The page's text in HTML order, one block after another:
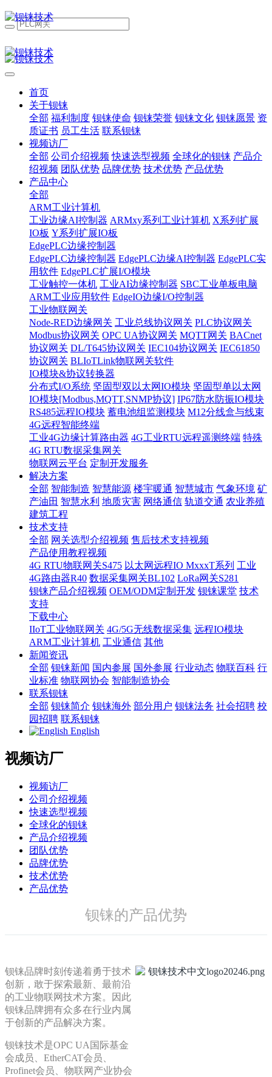
首页
关于钡铼
全部 福利制度 钡铼使命 钡铼荣誉 钡铼文化 钡铼愿景 资
质证书 员工生活 联系钡铼
视频访厂
全部 公司介绍视频 快速选型视频 全球化的钡铼 产品介
绍视频 团队优势 品牌优势 技术优势 产品优势
产品中心
全部
ARM工业计算机
工业边缘AI控制器 ARMxy系列工业计算机 X系列扩展
IO板 Y系列扩展IO板
EdgePLC边缘控制器
EdgePLC边缘控制器 EdgePLC边缘AI控制器 EdgePLC实
用软件 EdgePLC扩展I/O模块
工业触控一体机 工业AI边缘控制器 SBC工业单板电脑
ARM工业应用软件 EdgeIO边缘I/O控制器
工业物联网关
Node-RED边缘网关 工业总线协议网关 PLC协议网关
Modbus协议网关 OPC UA协议网关 MQTT网关 BACnet
协议网关 DL/T645协议网关 IEC104协议网关 IEC61850
协议网关 BLIoTLink物联网关软件
IO模块&协议转换器
分布式I/O系统 坚固型双以太网IO模块 坚固型单以太网
IO模块[Modbus,MQTT,SNMP协议] IP67防水防振IO模块
RS485远程IO模块 蓄电池组监测模块 M12分线盒与线束
4G远程智能终端
工业4G边缘计算路由器 4G工业RTU远程遥测终端 特殊
4G RTU数据采集网关
物联网云平台 定制开发服务
解决方案
全部 智能制造 智慧能源 楼宇暖通 智慧城市 气象环境 矿
产油田 智慧水利 地质灾害 网络通信 轨道交通 农业养殖
建筑工程
技术支持
全部 网关选型介绍视频 售后技术支持视频
产品使用教程视频
4G RTU物联网关S475 以太网远程IO MxxxT系列 工业
4G路由器R40 数据采集网关BL102 LoRa网关S281
钡铼产品介绍视频 OEM/ODM定制开发 钡铼课堂 技术
支持
下载中心
IIoT工业物联网关 4G/5G无线数据采集 远程IO模块
ARM工业计算机 工业通信 其他
新闻资讯
全部 钡铼新闻 国内参展 国外参展 行业动态 物联百科 行
业标准 物联网协会 智能制造协会
联系钡铼
全部 钡铼简介 钡铼海外 部分用户 钡铼法务 社会招聘 校
园招聘 联系钡铼
English
视频访厂
视频访厂
公司介绍视频
快速选型视频
全球化的钡铼
产品介绍视频
团队优势
品牌优势
技术优势
产品优势
钡铼的产品优势
钡铼品牌时刻传递着勇于技术
创新，敢于探索最新、最前沿
的工业物联网技术方案。因此
钡铼品牌拥有众多在行业内属
于创新的产品解决方案。
钡铼技术是OPC UA国际基金
会成员、EtherCAT会员、
Profinet会员、物联网产业协会